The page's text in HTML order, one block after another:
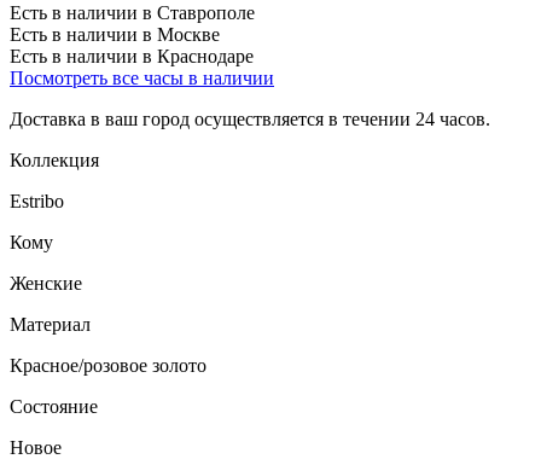
Есть в наличии в Ставрополе
Есть в наличии в Москве
Есть в наличии в Краснодаре
Посмотреть все часы в наличии
Доставка в ваш город осуществляется в течении 24 часов.
Коллекция
Estribo
Кому
Женские
Материал
Красное/розовое золото
Состояние
Новое